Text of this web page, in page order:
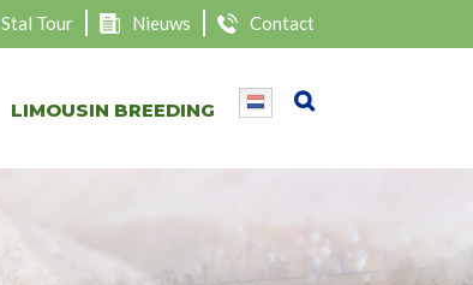
Stal Tour Nieuws Contact
LIMOUSIN BREEDING